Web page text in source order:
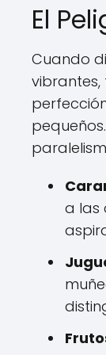
El
Cuando
a las